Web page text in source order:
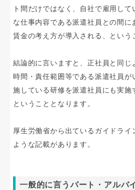
ト間だけではなく、自社で雇用して
な仕事内容である派遣社員との間に
賃金の考え方が導入される、という
結論的に言いますと、正社員と同じ
時間・責任範囲等である派遣社員が
施している研修を派遣社員にも実施
ということとなります。
厚生労働省から出ているガイドライ
ような記載があります。
一般的に言うパート・アルバ